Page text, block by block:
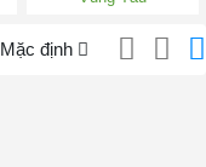
Mặc định